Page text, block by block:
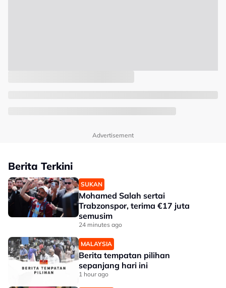
Advertisement
Berita Terkini
SUKAN
Mohamed Salah sertai
Trabzonspor, terima €17 juta
semusim
24 minutes ago
MALAYSIA
Berita tempatan pilihan
sepanjang hari ini
1 hour ago